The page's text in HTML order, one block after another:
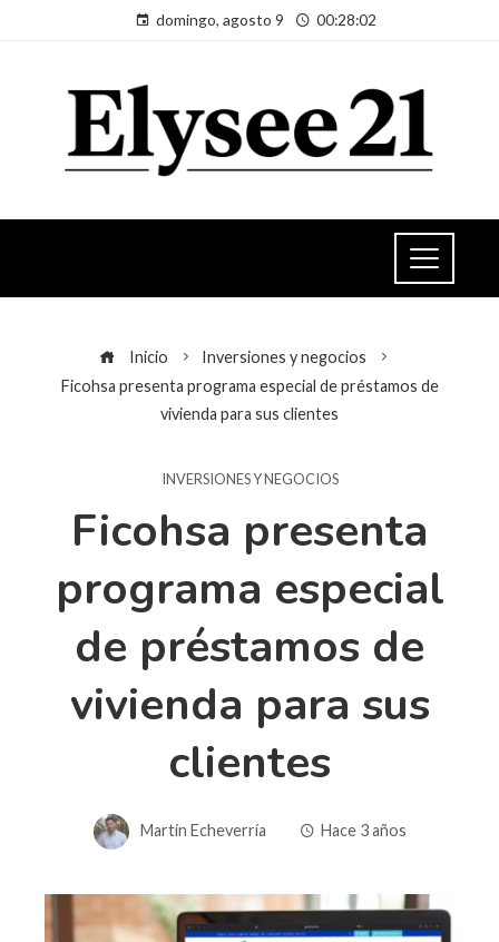
domingo, agosto 9 00:28:02
Inicio
Inversiones y negocios
Ficohsa presenta programa especial de préstamos de
vivienda para sus clientes
INVERSIONES Y NEGOCIOS
Ficohsa presenta
programa especial
de préstamos de
vivienda para sus
clientes
Martín Echeverría Hace 3 años